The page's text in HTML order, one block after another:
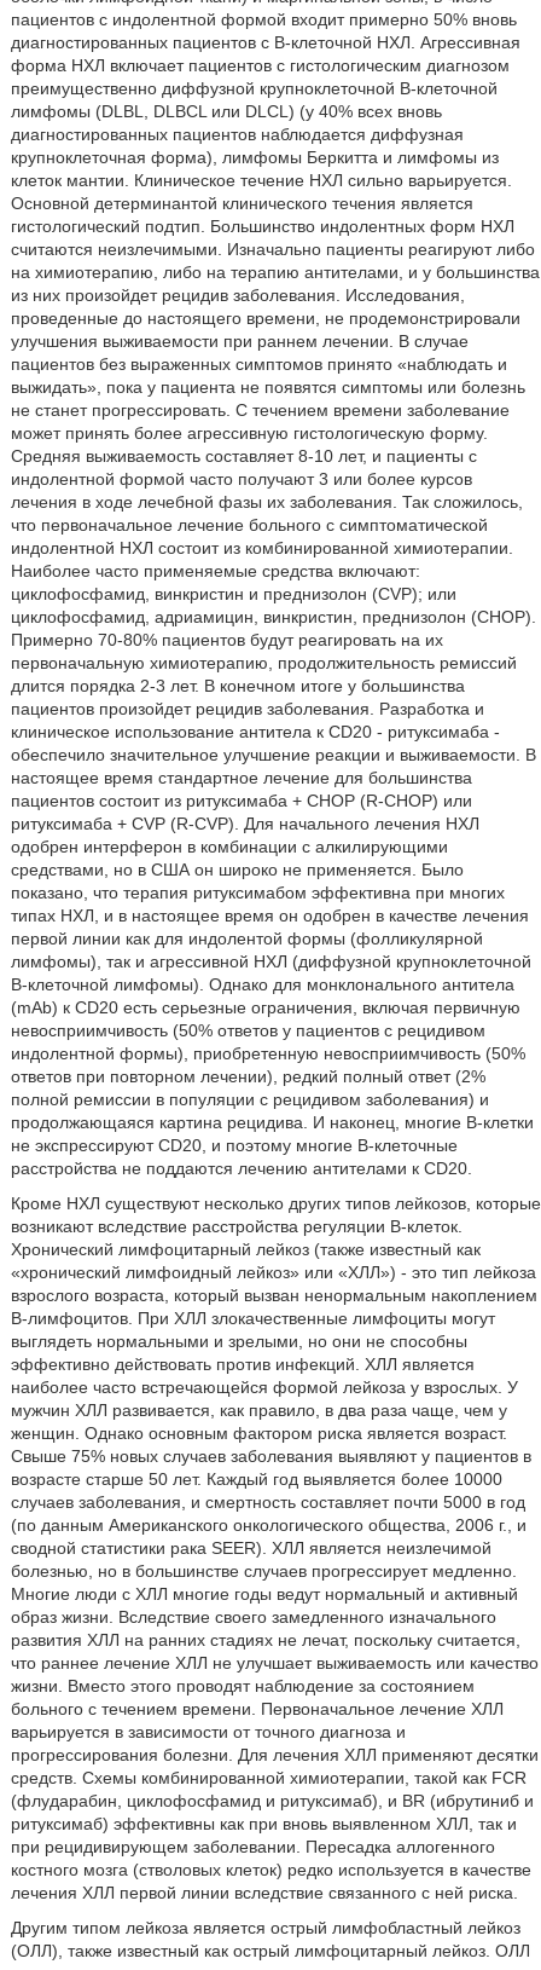
пациентов с индолентной формой входит примерно 50% вновь
диагностированных пациентов с В-клеточной НХЛ. Агрессивная
форма НХЛ включает пациентов с гистологическим диагнозом
преимущественно диффузной крупноклеточной В-клеточной
лимфомы (DLBL, DLBCL или DLCL) (у 40% всех вновь
диагностированных пациентов наблюдается диффузная
крупноклеточная форма), лимфомы Беркитта и лимфомы из
клеток мантии. Клиническое течение НХЛ сильно варьируется.
Основной детерминантой клинического течения является
гистологический подтип. Большинство индолентных форм НХЛ
считаются неизлечимыми. Изначально пациенты реагируют либо
на химиотерапию, либо на терапию антителами, и у большинства
из них произойдет рецидив заболевания. Исследования,
проведенные до настоящего времени, не продемонстрировали
улучшения выживаемости при раннем лечении. В случае
пациентов без выраженных симптомов принято «наблюдать и
выжидать», пока у пациента не появятся симптомы или болезнь
не станет прогрессировать. С течением времени заболевание
может принять более агрессивную гистологическую форму.
Средняя выживаемость составляет 8-10 лет, и пациенты с
индолентной формой часто получают 3 или более курсов
лечения в ходе лечебной фазы их заболевания. Так сложилось,
что первоначальное лечение больного с симптоматической
индолентной НХЛ состоит из комбинированной химиотерапии.
Наиболее часто применяемые средства включают:
циклофосфамид, винкристин и преднизолон (CVP); или
циклофосфамид, адриамицин, винкристин, преднизолон (CHOP).
Примерно 70-80% пациентов будут реагировать на их
первоначальную химиотерапию, продолжительность ремиссий
длится порядка 2-3 лет. В конечном итоге у большинства
пациентов произойдет рецидив заболевания. Разработка и
клиническое использование антитела к CD20 - ритуксимаба -
обеспечило значительное улучшение реакции и выживаемости. В
настоящее время стандартное лечение для большинства
пациентов состоит из ритуксимаба + CHOP (R-CHOP) или
ритуксимаба + CVP (R-CVP). Для начального лечения НХЛ
одобрен интерферон в комбинации с алкилирующими
средствами, но в США он широко не применяется. Было
показано, что терапия ритуксимабом эффективна при многих
типах НХЛ, и в настоящее время он одобрен в качестве лечения
первой линии как для индолентой формы (фолликулярной
лимфомы), так и агрессивной НХЛ (диффузной крупноклеточной
В-клеточной лимфомы). Однако для монклонального антитела
(mAb) к CD20 есть серьезные ограничения, включая первичную
невосприимчивость (50% ответов у пациентов с рецидивом
индолентной формы), приобретенную невосприимчивость (50%
ответов при повторном лечении), редкий полный ответ (2%
полной ремиссии в популяции с рецидивом заболевания) и
продолжающаяся картина рецидива. И наконец, многие В-клетки
не экспрессируют CD20, и поэтому многие В-клеточные
расстройства не поддаются лечению антителами к CD20.
Кроме НХЛ существуют несколько других типов лейкозов, которые
возникают вследствие расстройства регуляции В-клеток.
Хронический лимфоцитарный лейкоз (также известный как
«хронический лимфоидный лейкоз» или «ХЛЛ») - это тип лейкоза
взрослого возраста, который вызван ненормальным накоплением
В-лимфоцитов. При ХЛЛ злокачественные лимфоциты могут
выглядеть нормальными и зрелыми, но они не способны
эффективно действовать против инфекций. ХЛЛ является
наиболее часто встречающейся формой лейкоза у взрослых. У
мужчин ХЛЛ развивается, как правило, в два раза чаще, чем у
женщин. Однако основным фактором риска является возраст.
Свыше 75% новых случаев заболевания выявляют у пациентов в
возрасте старше 50 лет. Каждый год выявляется более 10000
случаев заболевания, и смертность составляет почти 5000 в год
(по данным Американского онкологического общества, 2006 г., и
сводной статистики рака SEER). ХЛЛ является неизлечимой
болезнью, но в большинстве случаев прогрессирует медленно.
Многие люди с ХЛЛ многие годы ведут нормальный и активный
образ жизни. Вследствие своего замедленного изначального
развития ХЛЛ на ранних стадиях не лечат, поскольку считается,
что раннее лечение ХЛЛ не улучшает выживаемость или качество
жизни. Вместо этого проводят наблюдение за состоянием
больного с течением времени. Первоначальное лечение ХЛЛ
варьируется в зависимости от точного диагноза и
прогрессирования болезни. Для лечения ХЛЛ применяют десятки
средств. Схемы комбинированной химиотерапии, такой как FCR
(флударабин, циклофосфамид и ритуксимаб), и BR (ибрутиниб и
ритуксимаб) эффективны как при вновь выявленном ХЛЛ, так и
при рецидивирующем заболевании. Пересадка аллогенного
костного мозга (стволовых клеток) редко используется в качестве
лечения ХЛЛ первой линии вследствие связанного с ней риска.
Другим типом лейкоза является острый лимфобластный лейкоз
(ОЛЛ), также известный как острый лимфоцитарный лейкоз. ОЛЛ